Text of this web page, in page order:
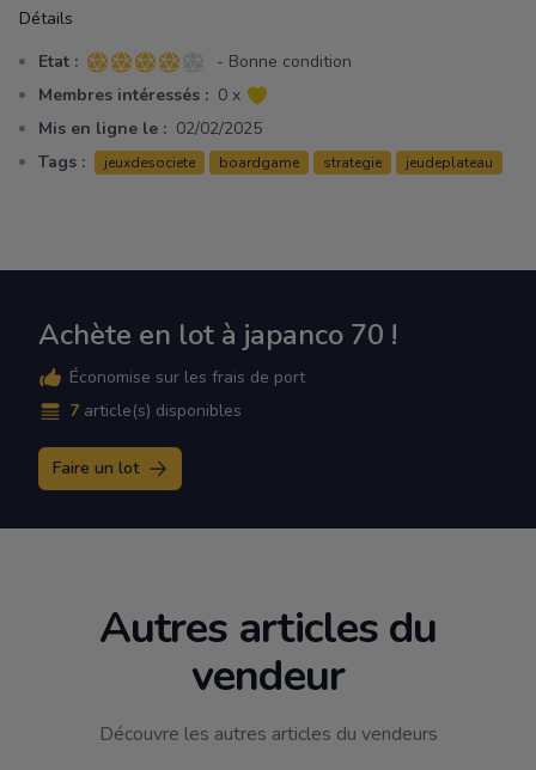
Détails
Etat : 4 sur 5 étoiles
- Bonne condition
Membres intéressés : 0 x
Mis en ligne le : 02/02/2025
Tags :
jeuxdesociete boardgame strategie jeudeplateau
Achète en lot à japanco 70 !
Économise sur les frais de port
7 article(s) disponibles
Faire un lot
Autres articles du
vendeur
Découvre les autres articles du vendeurs